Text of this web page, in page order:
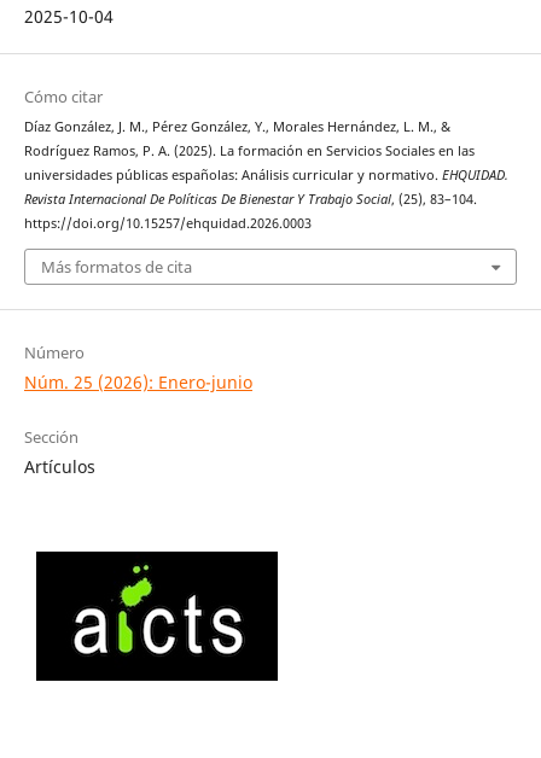
2025-10-04
Cómo citar
Díaz González, J. M., Pérez González, Y., Morales Hernández, L. M., &
Rodríguez Ramos, P. A. (2025). La formación en Servicios Sociales en las
universidades públicas españolas: Análisis curricular y normativo. EHQUIDAD.
Revista Internacional De Políticas De Bienestar Y Trabajo Social, (25), 83–104.
https://doi.org/10.15257/ehquidad.2026.0003
Más formatos de cita
Número
Núm. 25 (2026): Enero-junio
Sección
Artículos